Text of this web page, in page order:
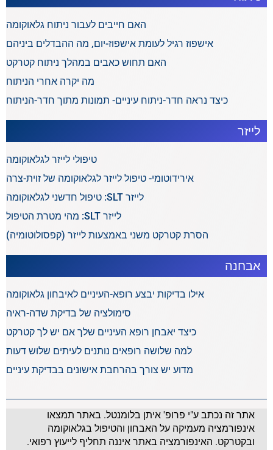
האם חייבים לעבור ניתוח גלאוקומה
אישפוז רגיל לעומת אישפוז-יום, מה ההבדלים ביניהם
האם תחוש כאבים במהלך ניתוח קטרקט
מה יקרה אחרי הניתוח
כיצד נראה חדר-ניתוח עיניים- תמונות מתוך חדר-הניתוח
לייזר
טיפולי לייזר לגלאוקומה
אירידוטומי- טיפול לייזר לגלאוקומה של זוית-צרה
לייזר SLT: טיפול חדשני לגלאוקומה
לייזר SLT: מהי מטרת הטיפול
הסרת קטרקט משני באמצעות לייזר (קפסולוטומיה)
אבחנה
אילו בדיקות יבצע רופא-העיניים לאיבחון גלאוקומה
סימולציה של בדיקת שדה-ראיה
כיצד יאבחן רופא העיניים שלך אם יש לך קטרקט
למה שלושה רופאים נותנים לעיתים שלוש דעות
מדוע יש צורך בהרחבת אישונים בבדיקת עיניים
אתר זה נכתב ע"י פרופ' איתן בלומנטל. באתר תמצאו
אינפורמציה מעמיקה על האבחון והטיפול בגלאוקומה
ובקטרקט. האינפורמציה באתר איננה תחליף לייעוץ רפואי.